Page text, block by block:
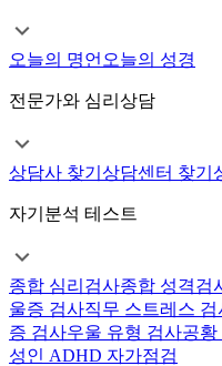
오늘의 명언 오늘의 성경
전문가와 심리상담
상담사 찾기 상담센터 찾기
자기분석 테스트
종합 심리검사종합 성격검
울증 검사직무 스트레스 검
증 검사우울 유형 검사공황
성인 ADHD 자가점검